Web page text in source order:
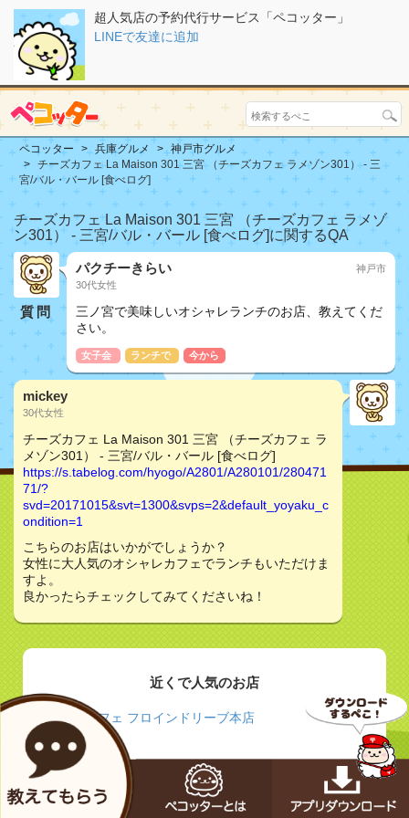
超人気店の予約代行サービス「ペコッター」
LINEで友達に追加
ペコッター 兵庫グルメ
神戸市グルメ
チーズカフェ La Maison 301 三宮 （チーズカフェ ラメゾン301） - 三
宮/バル・バール [食べログ]
チーズカフェ La Maison 301 三宮 （チーズカフェ ラメゾ
ン301） - 三宮/バル・バール [食べログ]に関するQA
質問
パクチーきらい
30代女性
神戸市
三ノ宮で美味しいオシャレランチのお店、教えてくだ
さい。
女子会 ランチで 今から
mickey
30代女性
チーズカフェ La Maison 301 三宮 （チーズカフェ ラ
メゾン301） - 三宮/バル・バール [食べログ]
https://s.tabelog.com/hyogo/A2801/A280101/280471
71/?
svd=20171015&svt=1300&svps=2&default_yoyaku_c
ondition=1
こちらのお店はいかがでしょうか？
女性に大人気のオシャレカフェでランチもいただけま
すよ。
良かったらチェックしてみてくださいね！
近くで人気のお店
カフェ フロインドリーブ本店
神戸北野異人館店 | スターバックス コーヒー ジャ
パン